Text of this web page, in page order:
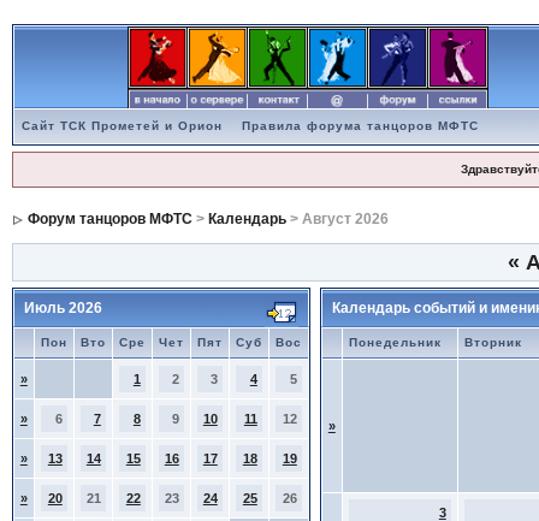
Сайт ТСК Прометей и Орион Правила форума танцоров МФТС
Форум танцоров МФТС> Календарь> Август 2026
«
Июль 2026
Пон Вто Сре Чет Пят Суб Вос
» 1 2 3 4 5
» 6 7 8 9 10 11 12
» 13 14 15 16 17 18 19
» 20 21 22 23 24 25 26
Календарь событий и
Понедельник Вторник
»
3